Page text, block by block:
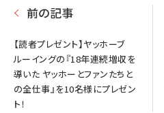
前の記事
【読者プレゼント】ヤッホーブ
ルーイングの『18年連続増収を
導いた ヤッホーとファンたちと
の全仕事』を10名様にプレゼン
ト！